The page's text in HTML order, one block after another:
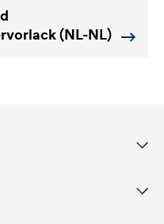
(NL-NL)